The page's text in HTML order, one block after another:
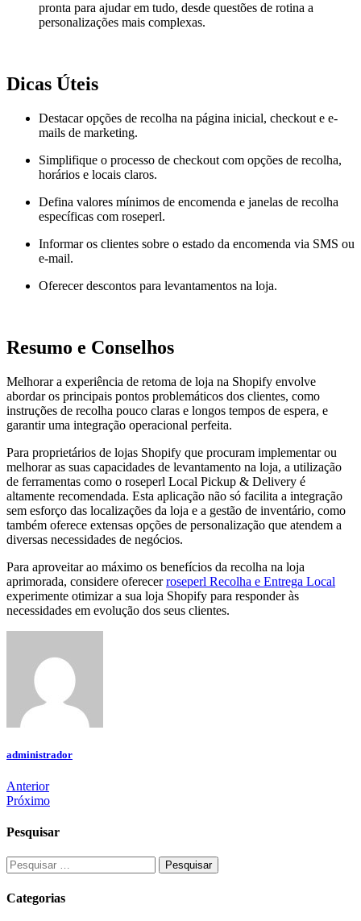
pronta para ajudar em tudo, desde questões de rotina a
personalizações mais complexas.
Dicas Úteis
Destacar opções de recolha na página inicial, checkout e e-
mails de marketing.
Simplifique o processo de checkout com opções de recolha,
horários e locais claros.
Defina valores mínimos de encomenda e janelas de recolha
específicas com roseperl.
Informar os clientes sobre o estado da encomenda via SMS ou
e-mail.
Oferecer descontos para levantamentos na loja.
Resumo e Conselhos
Melhorar a experiência de retoma de loja na Shopify envolve
abordar os principais pontos problemáticos dos clientes, como
instruções de recolha pouco claras e longos tempos de espera, e
garantir uma integração operacional perfeita.
Para proprietários de lojas Shopify que procuram implementar ou
melhorar as suas capacidades de levantamento na loja, a utilização
de ferramentas como o roseperl Local Pickup & Delivery é
altamente recomendada. Esta aplicação não só facilita a integração
sem esforço das localizações da loja e a gestão de inventário, como
também oferece extensas opções de personalização que atendem a
diversas necessidades de negócios.
Para aproveitar ao máximo os benefícios da recolha na loja
aprimorada, considere oferecerroseperl Recolha e Entrega Local
experimente otimizar a sua loja Shopify para responder às
necessidades em evolução dos seus clientes.
administrador
Anterior
Próximo
Pesquisar
Categorias